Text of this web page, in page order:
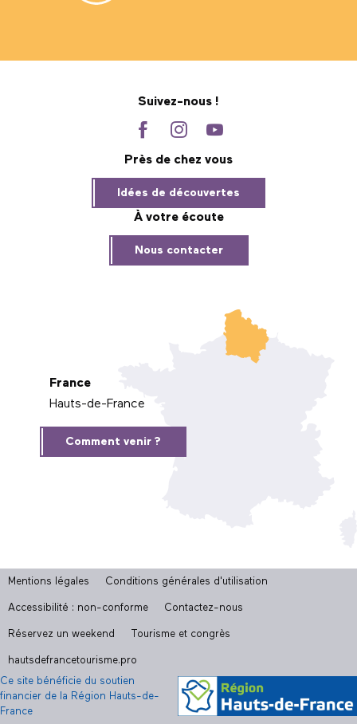
Suivez-nous !
Près de chez vous
Idées de découvertes
À votre écoute
Nous contacter
France
Hauts-de-France
Comment venir ?
Mentions légales Conditions générales d'utilisation
Accessibilité : non-conforme Contactez-nous
Réservez un weekend Tourisme et congrès
hautsdefrancetourisme.pro
Ce site bénéficie du soutien
financier de la Région Hauts-de-
France